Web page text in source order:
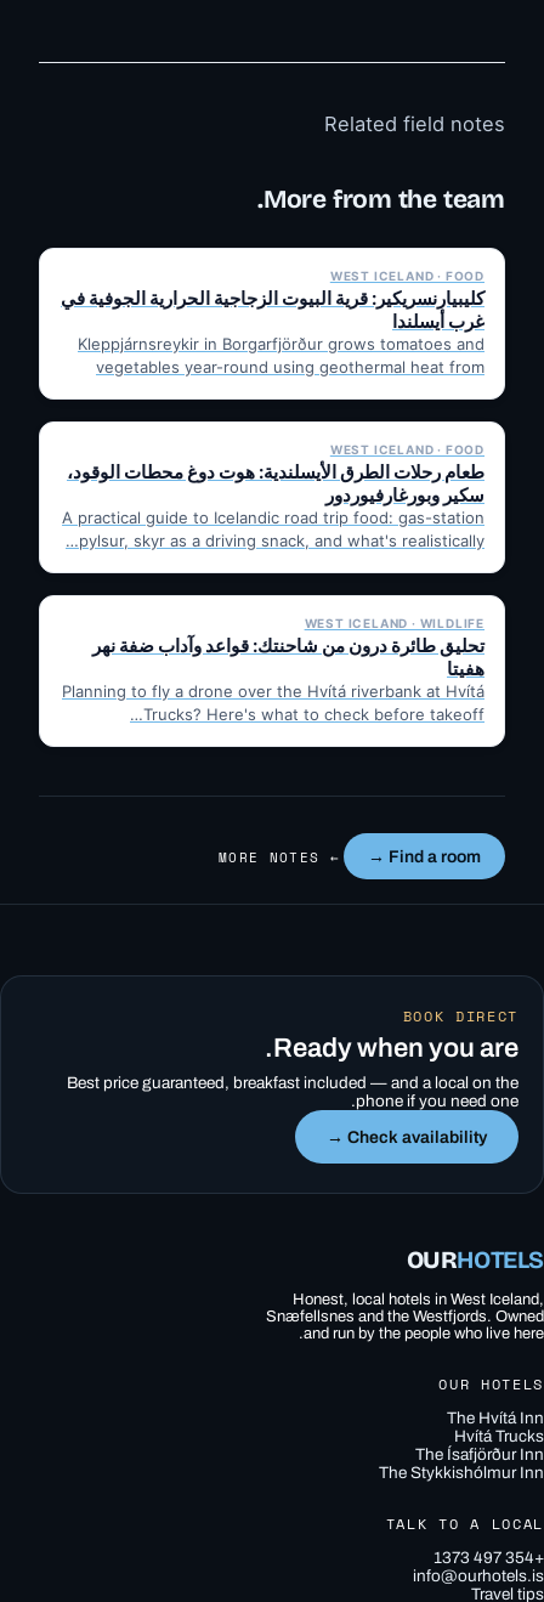
Related field notes
More from the team.
WEST ICELAND · FOOD
كليبيارنسريكير: قرية البيوت الزجاجية الحرارية الجوفية في
غرب أيسلندا
Kleppjárnsreykir in Borgarfjörður grows tomatoes and
vegetables year-round using geothermal heat from
✓ 6 JUL
WEST ICELAND · FOOD
طعام رحلات الطرق الأيسلندية: هوت دوغ محطات الوقود،
سكير وبورغارفيوردور
A practical guide to Icelandic road trip food: gas-station
pylsur, skyr as a driving snack, and what's realistically…
✓ 6 JUL
WEST ICELAND · WILDLIFE
تحليق طائرة درون من شاحنتك: قواعد وآداب ضفة نهر
هفيتا
Planning to fly a drone over the Hvítá riverbank at Hvítá
Trucks? Here's what to check before takeoff…
Find a room →
← MORE NOTES
BOOK DIRECT
Ready when you are.
Best price guaranteed, breakfast included — and a local on the
phone if you need one.
Check availability →
OURHOTELS
Honest, local hotels in West Iceland,
Snæfellsnes and the Westfjords. Owned
and run by the people who live here.
OUR HOTELS
The Hvítá Inn
Hvítá Trucks
The Ísafjörður Inn
The Stykkishólmur Inn
TALK TO A LOCAL
+354 497 1373
info@ourhotels.is
Travel tips